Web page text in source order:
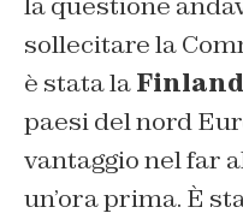
sollecitare la
è stata la
paesi del nord
vantaggio nel far
un’ora prima. È